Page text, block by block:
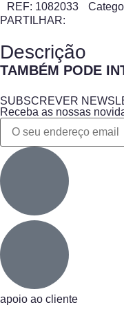
REF: 1082033
PARTILHAR:
Descrição
TAMBÉM PODE
SUBSCREVER
Receba as nossas
apoio ao cliente